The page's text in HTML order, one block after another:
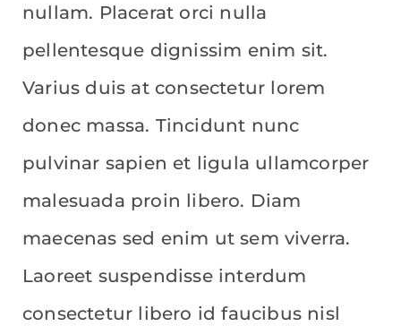
nullam. Placerat orci nulla
pellentesque dignissim enim sit.
Varius duis at consectetur lorem
donec massa. Tincidunt nunc
pulvinar sapien et ligula ullamcorper
malesuada proin libero. Diam
maecenas sed enim ut sem viverra.
Laoreet suspendisse interdum
consectetur libero id faucibus nisl